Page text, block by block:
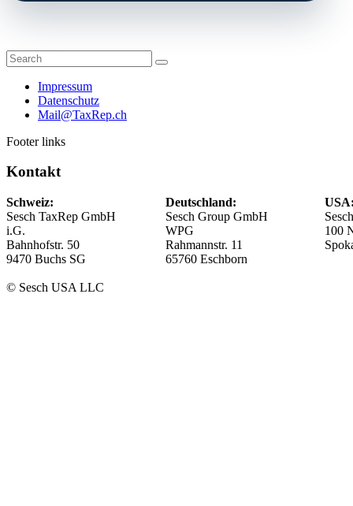
Impressum
Datenschutz
Mail@TaxRep.ch
Footer links
Kontakt
Schweiz:
Sesch TaxRep GmbH
i.G.
Bahnhofstr. 50
9470 Buchs SG
Deutschland:
Sesch Group GmbH
WPG
Rahmannstr. 11
65760 Eschborn
100
© Sesch USA LLC